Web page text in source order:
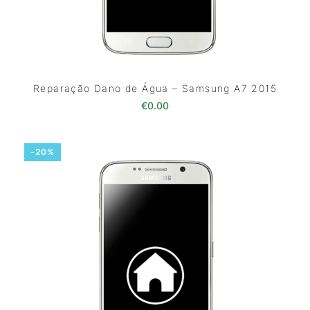
Reparação Dano de Água – Samsung A7 2015
€0.00
-20%